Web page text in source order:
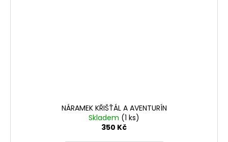
NÁRAMEK KŘIŠŤÁL A AVENTURÍN
Skladem (1 ks)
350 Kč